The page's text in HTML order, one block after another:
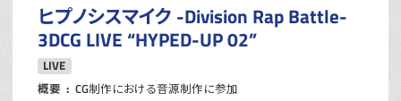
ヒプノシスマイク -Division Rap Battle-
3DCG LIVE “HYPED-UP 02”
LIVE
概要
CG制作における音源制作に参加